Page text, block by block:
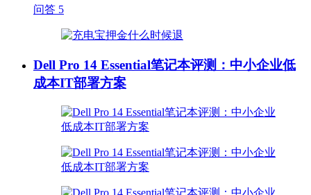
问答 5
Dell Pro 14 Essential笔记本评测：中小企业低
成本IT部署方案